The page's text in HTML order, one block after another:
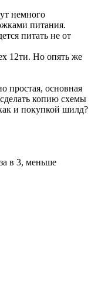
немного
питания.
питать не от
12ти. Но опять же
простая, основная
копию схемы
и покупкой шилд?
в 3, меньше